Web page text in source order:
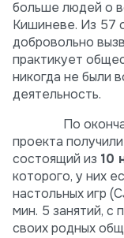
больше людей о
Кишиневе. Из 57
добровольно
практикует
никогда не были
деятельность.
По
проекта
состоящий из 10
которого, у них
настольных игр
мин. 5 занятий, с
своих родных